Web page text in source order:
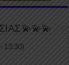
💫💫💫
13:30)